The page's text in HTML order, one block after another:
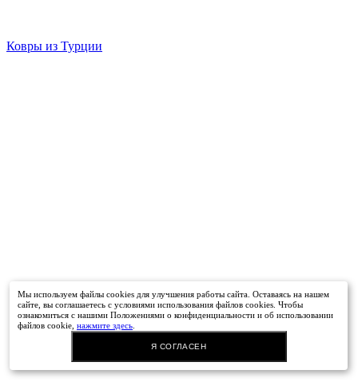
Ковры из Турции
Мы используем файлы cookies для улучшения работы сайта. Оставаясь на нашем
сайте, вы соглашаетесь с условиями использования файлов cookies. Чтобы
ознакомиться с нашими Положениями о конфиденциальности и об использовании
файлов cookie,нажмите здесь
Я СОГЛАСЕН